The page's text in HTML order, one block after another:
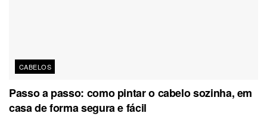
CABELOS
Passo a passo: como pintar o cabelo sozinha, em
casa de forma segura e fácil